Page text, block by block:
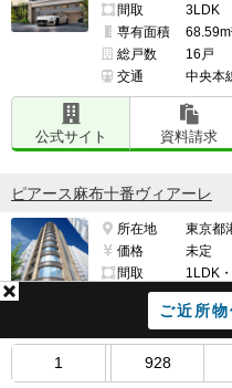
ご近所
1 928
間取
3LDK
専有面積
総戸数
16戸
交通
中央本
公式サイト 資料請求
ピアース麻布十番ヴィアーレ
所在地
東京都
価格
未定
間取
1LDK
専有面積
40.75m
22戸
交通
東京メ